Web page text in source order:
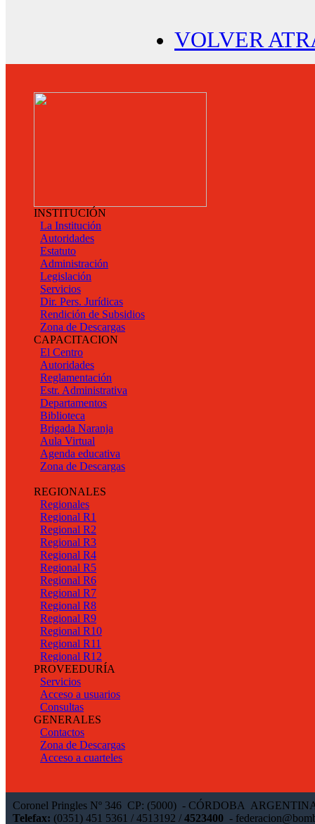
VOLVER
INSTITUCIÓN
La Institución
Autoridades
Estatuto
Administración
Legislación
Servicios
Dir. Pers. Jurídicas
Rendición de Subsidios
Zona de Descargas
CAPACITACION
El Centro
Autoridades
Reglamentación
Estr. Administrativa
Departamentos
Biblioteca
Brigada Naranja
Aula Virtual
Agenda educativa
Zona de Descargas
REGIONALES
Regionales
Regional R1
Regional R2
Regional R3
Regional R4
Regional R5
Regional R6
Regional R7
Regional R8
Regional R9
Regional R10
Regional R11
Regional R12
PROVEEDURÍA
Servicios
Acceso a usuarios
Consultas
GENERALES
Contactos
Zona de Descargas
Acceso a cuarteles
Coronel Pringles Nº 346 CP: (5000) - CÓRDOBA
Telefax: (0351) 451 5361 / 4513192 / 4523400 -